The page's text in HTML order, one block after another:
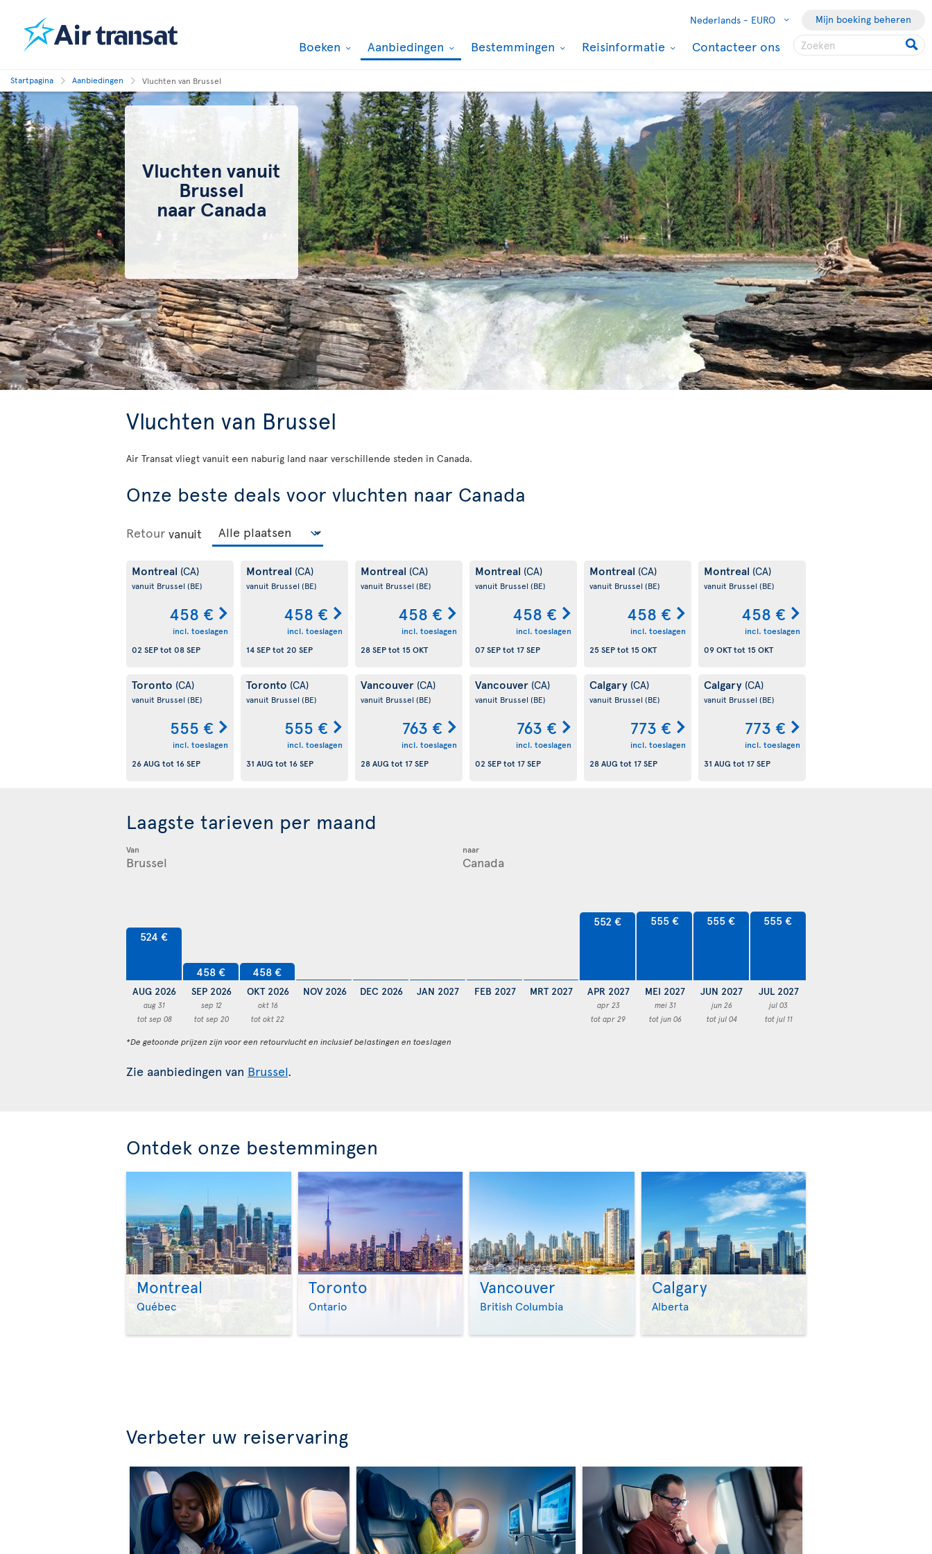
Nederlands - EURO Mijn boeking beheren
Boeken Aanbiedingen Bestemmingen Reisinformatie Contacteer ons
Startpagina Aanbiedingen Vluchten van Brussel
Vluchten vanuit
Brussel
naar Canada
Vluchten van Brussel
Air Transat vliegt vanuit een naburig land naar verschillende steden in Canada.
Onze beste deals voor vluchten naar Canada
Retour vanuit
Montreal (CA)
vanuit Brussel (BE)
458 €
incl. toeslagen
02 SEPtot 08 SEP
Montreal (CA)
vanuit Brussel (BE)
458 €
incl. toeslagen
14 SEPtot 20 SEP
Montreal (CA)
vanuit Brussel (BE)
458 €
incl. toeslagen
28 SEPtot 15 OKT
Montreal (CA)
vanuit Brussel (BE)
458 €
incl. toeslagen
07 SEPtot 17 SEP
Montreal (CA)
vanuit Brussel (BE)
458 €
incl. toeslagen
25 SEPtot 15 OKT
Montreal (CA)
vanuit Brussel (BE)
458 €
incl. toeslagen
09 OKTtot 15 OKT
Toronto (CA)
vanuit Brussel (BE)
555 €
incl. toeslagen
26 AUG tot 16 SEP
Toronto (CA)
vanuit Brussel (BE)
555 €
incl. toeslagen
31 AUG tot 16 SEP
Vancouver (CA)
vanuit Brussel (BE)
763 €
incl. toeslagen
28 AUG tot 17 SEP
Vancouver (CA)
vanuit Brussel (BE)
763 €
incl. toeslagen
02 SEPtot 17 SEP
Calgary (CA)
vanuit Brussel (BE)
773 €
incl. toeslagen
28 AUG tot 17 SEP
Calgary (CA)
vanuit Brussel (BE)
773 €
incl. toeslagen
31 AUG tot 17 SEP
Laagste tarieven per maand
Van naar
524 €
AUG 2026
aug 31
tot sep 08
458 €
SEP 2026
sep 12
tot sep 20
458 €
OKT 2026
okt 16
tot okt 22
NOV 2026 DEC 2026 JAN 2027 FEB 2027 MRT 2027
552 €
APR 2027
apr 23
tot apr 29
555 €
MEI 2027
mei 31
tot jun 06
555 €
JUN 2027
jun 26
tot jul 04
555 €
JUL 2027
jul 03
tot jul 11
*De getoonde prijzen zijn voor een retourvlucht en inclusief belastingen en toeslagen
Zie aanbiedingen van Brussel.
Ontdek onze bestemmingen
Montreal
Québec >
Toronto
Ontario >
Vancouver
British Columbia >
Calgary
Alberta
Verbeter uw reiservaring